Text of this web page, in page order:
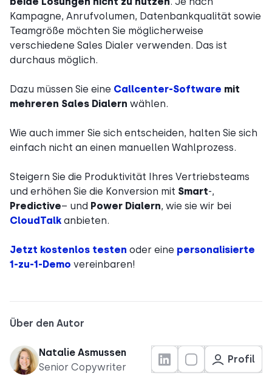
Kampagne, Anrufvolumen, Datenbankqualität sowie
Teamgröße möchten Sie möglicherweise
verschiedene Sales Dialer verwenden. Das ist
durchaus möglich.
Dazu müssen Sie eine Callcenter-Software mit
mehreren Sales Dialern wählen.
Wie auch immer Sie sich entscheiden, halten Sie sich
einfach nicht an einen manuellen Wahlprozess.
Steigern Sie die Produktivität Ihres Vertriebsteams
und erhöhen Sie die Konversion mit Smart-,
Predictive– und Power Dialern, wie sie wir bei
CloudTalk anbieten.
Jetzt kostenlos testen oder eine personalisierte
1-zu-1-Demo vereinbaren!
Über den Autor
Natalie Asmussen
Senior Copywriter
Profil